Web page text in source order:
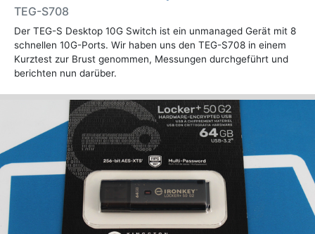
TEG-S708
Der TEG-S Desktop 10G Switch ist ein unmanaged Gerät mit 8
schnellen 10G-Ports. Wir haben uns den TEG-S708 in einem
Kurztest zur Brust genommen, Messungen durchgeführt und
berichten nun darüber.